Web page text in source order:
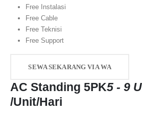
Free Instalasi
Free Cable
Free Teknisi
Free Support
SEWA SEKARANG VIA WA
AC Standing 5PK5 - 9
/Unit/Hari